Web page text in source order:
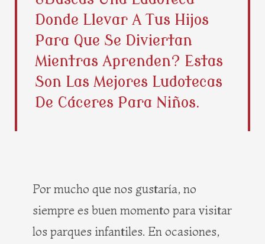
b
o
o
k
i
t
t
r
e
r
e
s
t
a
g
r
a
m
Donde Llevar A Tus Hijos
Para Que Se Diviertan
Mientras Aprenden? Estas
Son Las Mejores Ludotecas
De Cáceres Para Niños.
Por mucho que nos gustaría, no
siempre es buen momento para visitar
los parques infantiles. En ocasiones,